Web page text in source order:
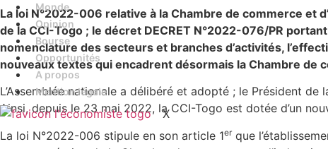
Monde
Opinion
Bourse
Opportunités
A propos
Mention légale
X
La loi N°2022-006 relative à la Chambre de commerce et
de la CCI-Togo ; le décret DECRET N°2022-076/PR
nomenclature des secteurs et branches d’activités,
nouveaux textes qui encadrent désormais la Chambre de
L’Assemblée nationale a délibéré et adopté ; le Président
Ainsi, depuis le 23 mai 2022, la CCI-Togo est dotée d’un
La loi N°2022-006 stipule en son article 1erque